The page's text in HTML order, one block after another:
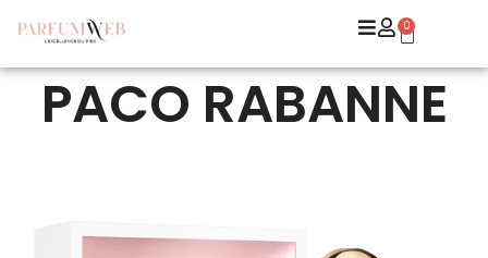
0
PACO RABANNE